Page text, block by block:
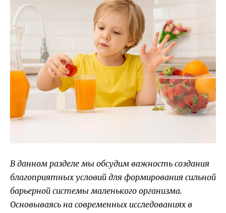
В данном разделе мы обсудим важность создания
благоприятных условий для формирования сильной
барьерной системы маленького организма.
Основываясь на современных исследованиях в